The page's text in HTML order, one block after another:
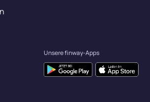
Unsere finway-Apps